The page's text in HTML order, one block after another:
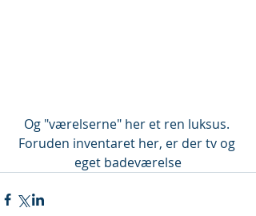
Og "værelserne" her et ren luksus.
Foruden inventaret her, er der tv og
eget badeværelse